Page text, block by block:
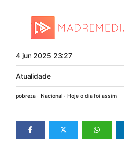
4 jun 2025 23:27
Atualidade
pobreza Nacional Hoje o dia foi assim